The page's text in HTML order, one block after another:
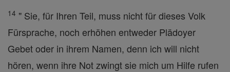
14 " Sie, für Ihren Teil, muss nicht für dieses Volk
Fürsprache, noch erhöhen entweder Plädoyer
Gebet oder in ihrem Namen, denn ich will nicht
hören, wenn ihre Not zwingt sie mich um Hilfe rufen